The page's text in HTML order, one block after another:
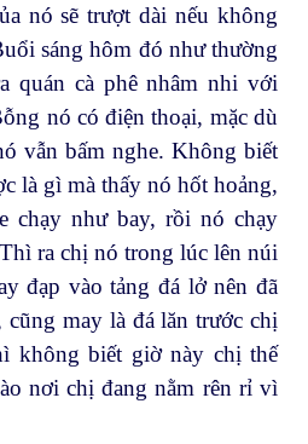
nó sẽ trượt dài nếu không
sáng hôm đó như thường
quán cà phê nhâm nhi với
nó có điện thoại, mặc dù
vẫn bấm nghe. Không biết
là gì mà thấy nó hốt hoảng,
chạy như bay, rồi nó chạy
ra chị nó trong lúc lên núi
đạp vào tảng đá lở nên đã
may là đá lăn trước chị
không biết giờ này chị thế
nơi chị đang nằm rên rỉ vì